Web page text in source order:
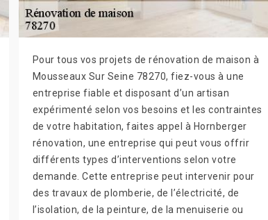
Pour tous vos projets de rénovation de maison à
Mousseaux Sur Seine 78270, fiez-vous à une
entreprise fiable et disposant d’un artisan
expérimenté selon vos besoins et les contraintes
de votre habitation, faites appel à Hornberger
rénovation, une entreprise qui peut vous offrir
différents types d’interventions selon votre
demande. Cette entreprise peut intervenir pour
des travaux de plomberie, de l’électricité, de
l’isolation, de la peinture, de la menuiserie ou